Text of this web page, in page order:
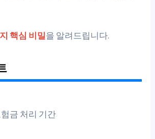
핵심 비밀을 알려드립니다.
금 처리 기간